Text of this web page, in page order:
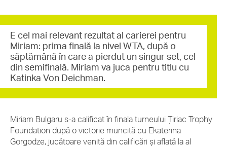
E cel mai relevant rezultat al carierei pentru
Miriam: prima finală la nivel WTA, după o
săptămână în care a pierdut un singur set, cel
din semifinală. Miriam va juca pentru titlu cu
Katinka Von Deichman.
Miriam Bulgaru s-a calificat în finala turneului Țiriac Trophy
Foundation după o victorie muncită cu Ekaterina
Gorgodze, jucătoare venită din calificări și aflată la al